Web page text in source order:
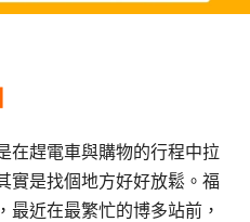
在趕電車與購物的行程中拉
實是找個地方好好放鬆。福
最近在最繁忙的博多站前，